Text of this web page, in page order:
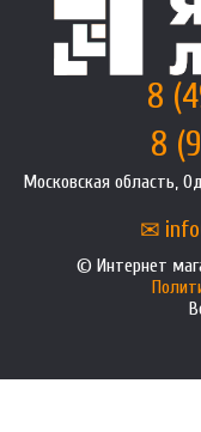
8
8
Московская область,
Интернет